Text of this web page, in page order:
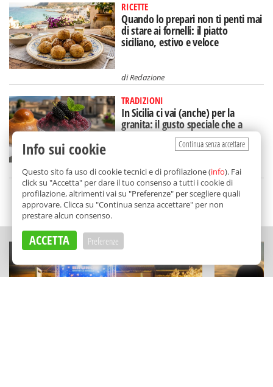
RICETTE
Quando lo prepari non ti penti mai
di stare ai fornelli: il piatto
siciliano, estivo e veloce
diRedazione
TRADIZIONI
In Sicilia ci vai (anche) per la
granita: il gusto speciale che a
Catania mangi a colazione
diNicoletta Dammone Sessa
SCELTO DA BALARM
Continua senza accettare
Info sui cookie
Questo sito fa uso di cookie tecnici e di profilazione (info). Fai
click su "Accetta" per dare il tuo consenso a tutti i cookie di
profilazione, altrimenti vai su "Preferenze" per scegliere quali
approvare. Clicca su "Continua senza accettare" per non
prestare alcun consenso.
ACCETTA Preferenze